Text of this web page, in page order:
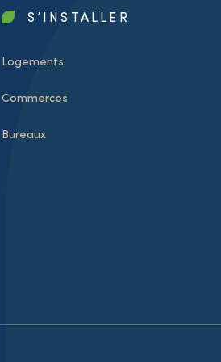
S’INSTALLER
Logements
Commerces
Bureaux